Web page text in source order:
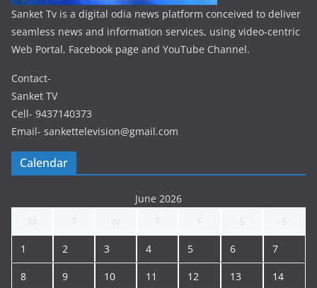
Sanket Tv is a digital odia news platform conceived to deliver
seamless news and information services, using video-centric
Web Portal, Facebook page and YouTube Channel.
Contact-
Sanket TV
Cell- 9437140373
Email- sankettelevision@gmail.com
Calendar
June 2026
1 2 3 4 5 6 7
8 9 10 11 12 13 14